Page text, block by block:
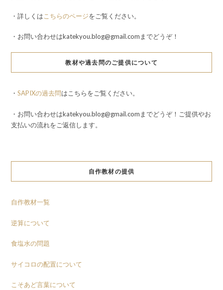
・詳しくは こちらのページをご覧ください。
・お問い合わせはkatekyou.blog@gmail.comまでどうぞ！
教材や過去問のご提供について
・ SAPIXの過去問はこちらをご覧ください。
・お問い合わせはkatekyou.blog@gmail.comまでどうぞ！ご提供やお
支払いの流れをご返信します。
自作教材の提供
自作教材一覧
逆算について
食塩水の問題
サイコロの配置について
こそあど言葉について